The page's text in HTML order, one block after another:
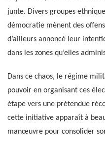
junte. Divers groupes
démocratie mènent des
d’ailleurs annoncé leur
dans les zones qu’elles
Dans ce chaos, le régime
pouvoir en organisant ces
étape vers une prétendue
cette initiative apparaît à
manœuvre pour consolider